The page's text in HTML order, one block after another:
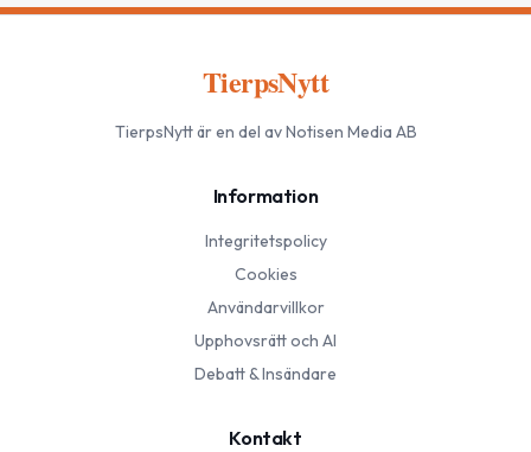
TierpsNytt
TierpsNyttär en del av Notisen Media AB
Information
Integritetspolicy
Cookies
Användarvillkor
Upphovsrätt och AI
Debatt & Insändare
Kontakt